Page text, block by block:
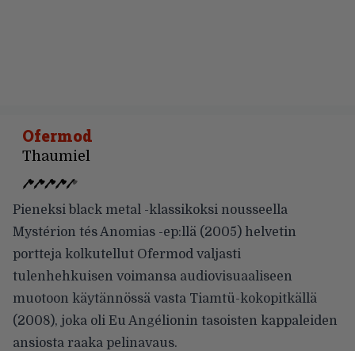
Ofermod
Thaumiel
Pieneksi black metal -klassikoksi nousseella
Mystérion tés Anomias -ep:llä (2005) helvetin
portteja kolkutellut Ofermod valjasti
tulenhehkuisen voimansa audiovisuaaliseen
muotoon käytännössä vasta Tiamtü-kokopitkällä
(2008), joka oli Eu Angélionin tasoisten kappaleiden
ansiosta raaka pelinavaus.